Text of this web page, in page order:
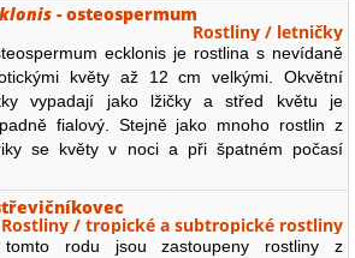
- osteospermum
Rostliny / letničky
ecklonis je rostlina s nevídaně
květy až 12 cm velkými. Okvětní
vypadají jako lžičky a střed květu je
fialový. Stejně jako mnoho rostlin z
se květy v noci a při špatném počasí
Rostliny / tropické a subtropické rostliny
rodu jsou zastoupeny rostliny z